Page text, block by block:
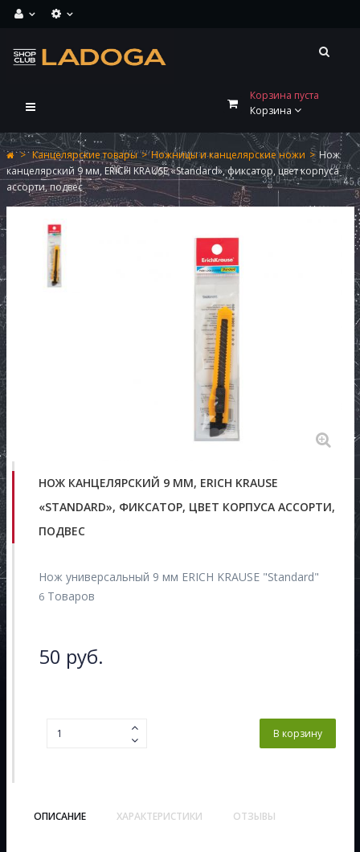
Переключить
Корзина пуста
Корзина
> Канцелярские товары > Ножницы и канцелярские ножи > Нож
канцелярский 9 мм, ERICH KRAUSE «Standard», фиксатор, цвет корпуса
ассорти, подвес
НОЖ КАНЦЕЛЯРСКИЙ 9 ММ, ERICH KRAUSE
«STANDARD», ФИКСАТОР, ЦВЕТ КОРПУСА АССОРТИ,
ПОДВЕС
Нож универсальный 9 мм ERICH KRAUSE "Standard"
6 Товаров
50 руб.
В корзину
ОПИСАНИЕ ХАРАКТЕРИСТИКИ ОТЗЫВЫ